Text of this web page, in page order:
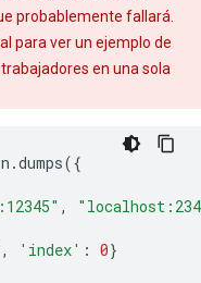
probablemente fallará.
para ver un ejemplo de
en una sola
.dumps({
,
, 'index' : 0}